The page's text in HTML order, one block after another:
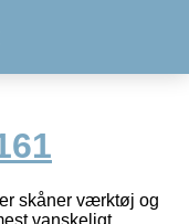
skåner værktøj og
vanskeligt